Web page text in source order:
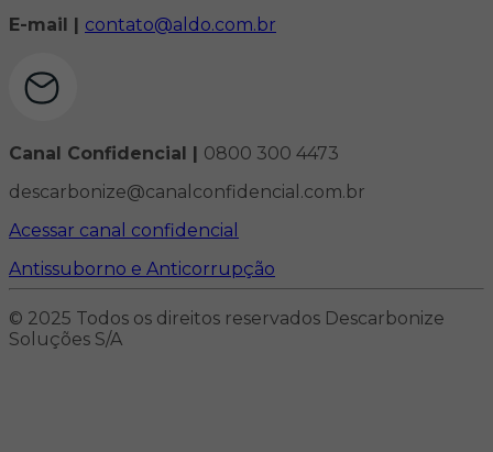
E-mail | contato@aldo.com.br
Canal Confidencial | 0800 300 4473
descarbonize@canalconfidencial.com.br
Acessar canal confidencial
Antissuborno e Anticorrupção
© 2025 Todos os direitos reservados Descarbonize
Soluções S/A